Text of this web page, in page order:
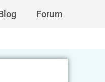
Forum